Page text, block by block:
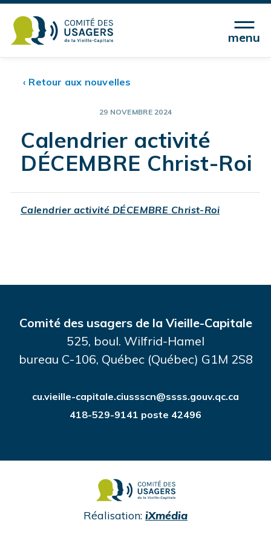
menu
‹ Retour aux nouvelles
29 NOVEMBRE 2024
Calendrier activité
DÉCEMBRE Christ-Roi
Calendrier activité DÉCEMBRE Christ-Roi
Comité des usagers de la Vieille-Capitale
525, boul. Wilfrid-Hamel
bureau C-106, Québec (Québec) G1M 2S8
cu.vieille-capitale.ciussscn@ssss.gouv.qc.ca
418-529-9141 poste 42496
Réalisation: iXmédiaundefined